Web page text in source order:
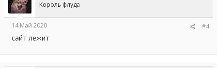
Король флуда
14 Май 2020 #4
сайт лежит